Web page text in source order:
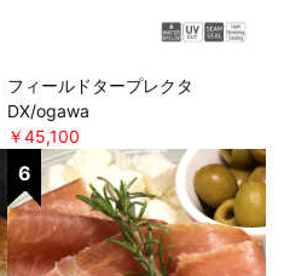
フィールドタープレクタ
DX/ogawa
￥45,100